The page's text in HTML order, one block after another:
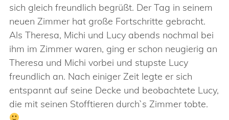
sich gleich freundlich begrüßt. Der Tag in seinem
neuen Zimmer hat große Fortschritte gebracht.
Als Theresa, Michi und Lucy abends nochmal bei
ihm im Zimmer waren, ging er schon neugierig an
Theresa und Michi vorbei und stupste Lucy
freundlich an. Nach einiger Zeit legte er sich
entspannt auf seine Decke und beobachtete Lucy,
die mit seinen Stofftieren durch`s Zimmer tobte.